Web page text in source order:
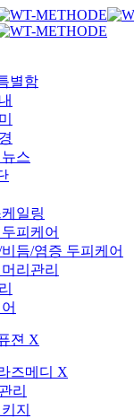
두피케
두피케
별함
스
일링
피케어
듬/염증 두피케어
리관리
젼 X
즈메디 X
리
지